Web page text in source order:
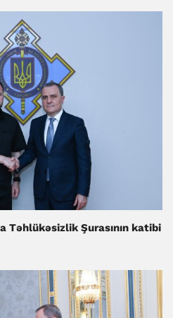
Təhlükəsizlik Şurasının katibi